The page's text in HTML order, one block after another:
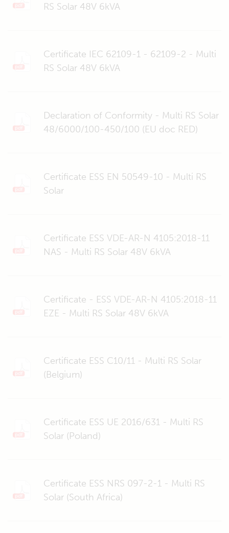
RS Solar 48V 6kVA
Certificate IEC 62109-1 - 62109-2 - Multi
RS Solar 48V 6kVA
Declaration of Conformity - Multi RS Solar
48/6000/100-450/100 (EU doc RED)
Certificate ESS EN 50549-10 - Multi RS
Solar
Certificate ESS VDE-AR-N 4105:2018-11
NAS - Multi RS Solar 48V 6kVA
Certificate - ESS VDE-AR-N 4105:2018-11
EZE - Multi RS Solar 48V 6kVA
Certificate ESS C10/11 - Multi RS Solar
(Belgium)
Certificate ESS UE 2016/631 - Multi RS
Solar (Poland)
Certificate ESS NRS 097-2-1 - Multi RS
Solar (South Africa)